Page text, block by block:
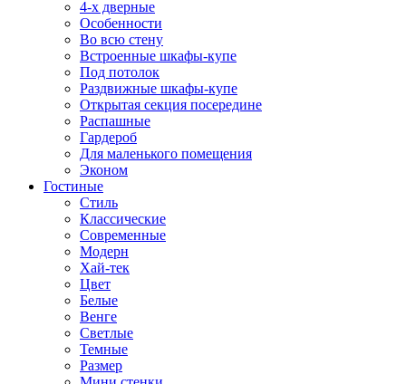
4-х дверные
Особенности
Во всю стену
Встроенные шкафы-купе
Под потолок
Раздвижные шкафы-купе
Открытая секция посередине
Распашные
Гардероб
Для маленького помещения
Эконом
Гостиные
Стиль
Классические
Современные
Модерн
Хай-тек
Цвет
Белые
Венге
Светлые
Темные
Размер